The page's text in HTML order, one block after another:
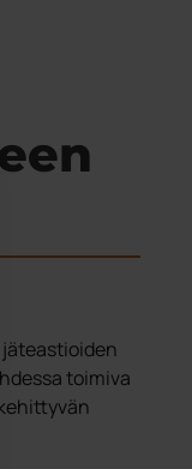
toimiva